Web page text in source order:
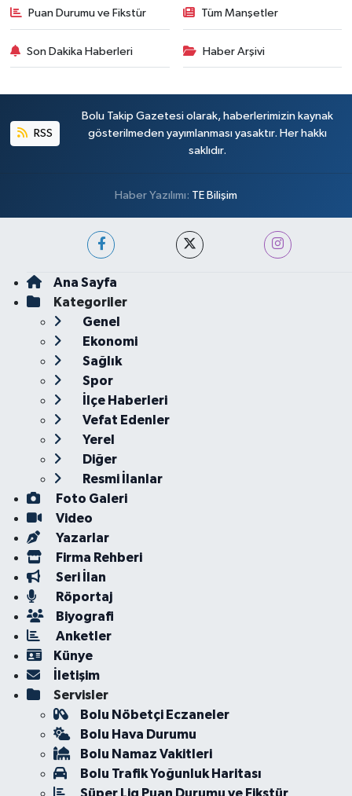
Puan Durumu ve Fikstür Tüm Manşetler
Son Dakika Haberleri Haber Arşivi
RSS
Bolu Takip Gazetesi olarak, haberlerimizin kaynak
gösterilmeden yayımlanması yasaktır. Her hakkı
saklıdır.
Haber Yazılımı: TE Bilişim
Ana Sayfa
Kategoriler
Genel
Ekonomi
Sağlık
Spor
İlçe Haberleri
Vefat Edenler
Yerel
Diğer
Resmi İlanlar
Foto Galeri
Video
Yazarlar
Firma Rehberi
Seri İlan
Röportaj
Biyografi
Anketler
Künye
İletişim
Servisler
Bolu Nöbetçi Eczaneler
Bolu Hava Durumu
Bolu Namaz Vakitleri
Bolu Trafik Yoğunluk Haritası
Süper Lig Puan Durumu ve Fikstür